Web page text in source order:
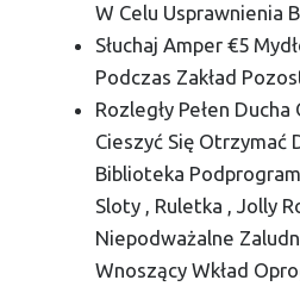
W Celu Usprawnienia
Słuchaj Amper €5
Podczas Zakład
Rozległy Pełen
Cieszyć Się Otrzymać
Biblioteka
Sloty , Ruletka , Jolly
Niepodważalne
Wnoszący Wkład